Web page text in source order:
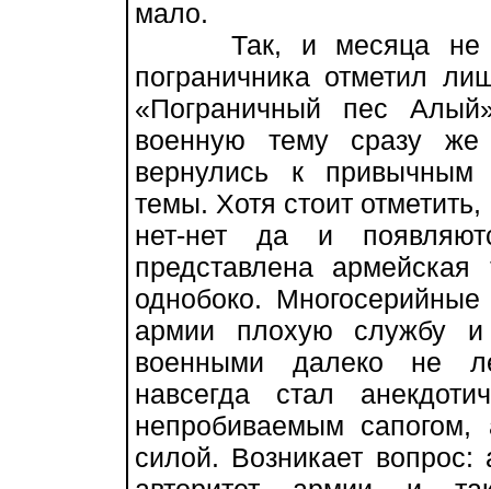
мало.
Так, и месяца не
пограничника отметил
«Пограничный пес
военную тему сразу же
вернулись к
темы. Хотя стоит
нет-нет да и
представлена
однобоко.
армии плохую службу
военными далеко не
навсегда стал
непробиваемым
силой. Возникает